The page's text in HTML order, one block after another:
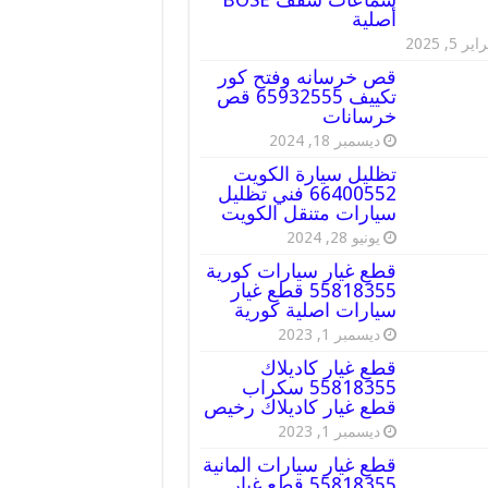
أصلية
5, 2025
قص خرسانه وفتح كور
تكييف 65932555 قص
خرسانات
ديسمبر 18, 2024
تظليل سيارة الكويت
66400552 فني تظليل
سيارات متنقل الكويت
يونيو 28, 2024
قطع غيار سيارات كورية
55818355 قطع غيار
سيارات اصلية كورية
ديسمبر 1, 2023
قطع غيار كاديلاك
55818355 سكراب
قطع غيار كاديلاك رخيص
ديسمبر 1, 2023
قطع غيار سيارات المانية